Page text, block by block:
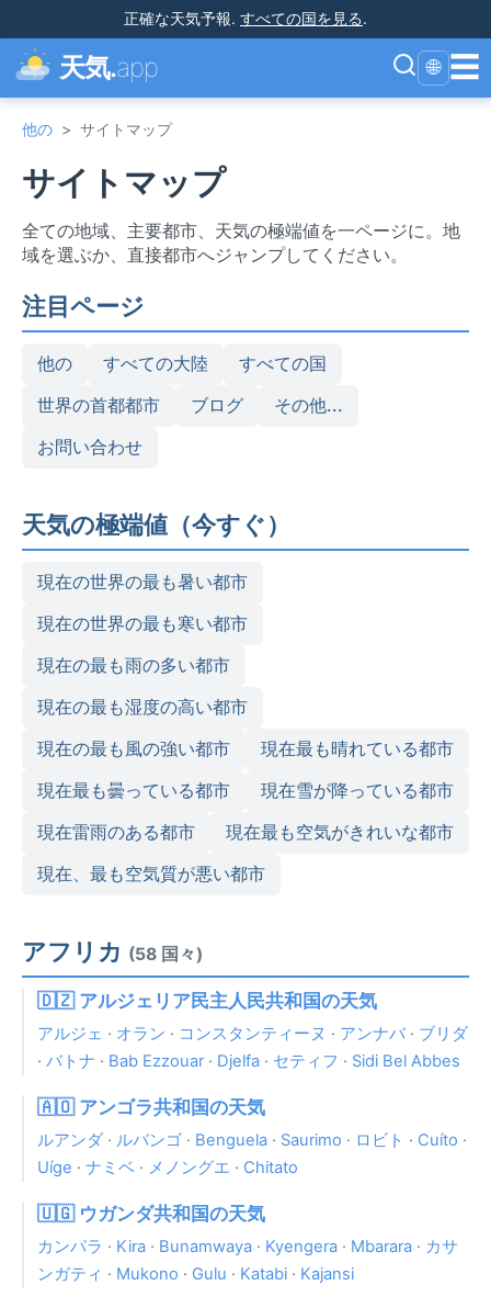
正確な天気予報. すべての国を見る.
天気.app 🌐 ☰
他の > サイトマップ
サイトマップ
全ての地域、主要都市、天気の極端値を一ページに。地
域を選ぶか、直接都市へジャンプしてください。
注目ページ
他の すべての大陸
すべての国
世界の首都都市
ブログ
その他...
お問い合わせ
天気の極端値（今すぐ）
現在の世界の最も暑い都市
現在の世界の最も寒い都市
現在の最も雨の多い都市
現在の最も湿度の高い都市
現在の最も風の強い都市
現在最も晴れている都市
現在最も曇っている都市
現在雪が降っている都市
現在雷雨のある都市
現在最も空気がきれいな都市
現在、最も空気質が悪い都市
アフリカ (58 国々)
🇩🇿 アルジェリア民主人民共和国の天気
アルジェ · オラン · コンスタンティーヌ · アンナバ· ブリダ
· バトナ · Bab Ezzouar· Djelfa · セティフ · Sidi Bel Abbes
🇦🇴 アンゴラ共和国の天気
ルアンダ · ルバンゴ · Benguela · Saurimo · ロビト · Cuíto ·
Uíge · ナミベ · メノングエ · Chitato
🇺🇬 ウガンダ共和国の天気
カンパラ · Kira · Bunamwaya · Kyengera · Mbarara · カサ
ンガティ · Mukono · Gulu · Katabi · Kajansi